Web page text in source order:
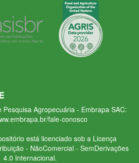
Pesquisa Agropecuária - Embrapa SAC:
fale-conosco
está licenciado sob a Licença
- NãoComercial - SemDerivações
4.0 Internacional.